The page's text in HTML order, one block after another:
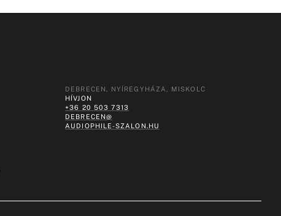
DEBRECEN, NYÍREGYHÁZA, MISKOLC
HÍVJON
+36 20 503 7313
DEBRECEN@
AUDIOPHILE-SZALON.HU